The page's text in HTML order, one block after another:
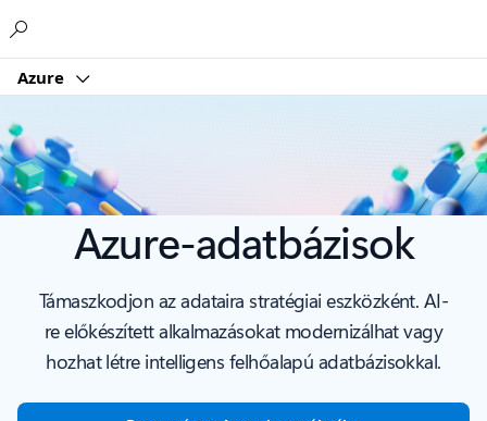
Azure
Azure-adatbázisok
Támaszkodjon az adataira stratégiai eszközként. AI-
re előkészített alkalmazásokat modernizálhat vagy
hozhat létre intelligens felhőalapú adatbázisokkal.